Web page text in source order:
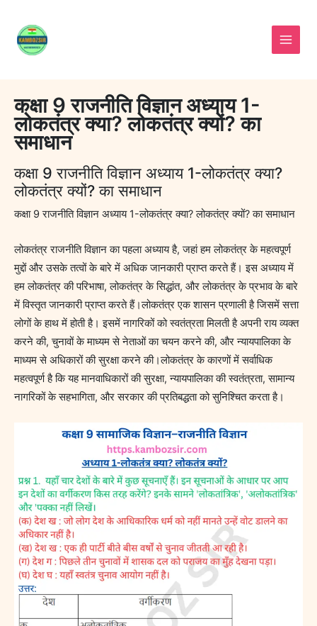
content
कक्षा 9 राजनीति विज्ञान अध्याय 1-
लोकतंत्र क्या? लोकतंत्र क्यों? का
समाधान
कक्षा 9 राजनीति विज्ञान अध्याय 1-लोकतंत्र क्या?
लोकतंत्र क्यों? का समाधान
कक्षा 9 राजनीति विज्ञान अध्याय 1-लोकतंत्र क्या? लोकतंत्र क्यों? का समाधान
लोकतंत्र राजनीति विज्ञान का पहला अध्याय है, जहां हम लोकतंत्र के महत्वपूर्ण
मुद्दों और उसके तत्वों के बारे में अधिक जानकारी प्राप्त करते हैं। इस अध्याय में
हम लोकतंत्र की परिभाषा, लोकतंत्र के सिद्धांत, और लोकतंत्र के प्रभाव के बारे
में विस्तृत जानकारी प्राप्त करते हैं।लोकतंत्र एक शासन प्रणाली है जिसमें सत्ता
लोगों के हाथ में होती है। इसमें नागरिकों को स्वतंत्रता मिलती है अपनी राय व्यक्त
करने की, चुनावों के माध्यम से नेताओं का चयन करने की, और न्यायपालिका के
माध्यम से अधिकारों की सुरक्षा करने की।लोकतंत्र के कारणों में सर्वाधिक
महत्वपूर्ण है कि यह मानवाधिकारों की सुरक्षा, न्यायपालिका की स्वतंत्रता, सामान्य
नागरिकों के सहभागिता, और सरकार की प्रतिबद्धता को सुनिश्चित करता है।